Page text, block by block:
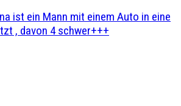
ist ein Mann mit einem Auto in eine
, davon 4 schwer+++